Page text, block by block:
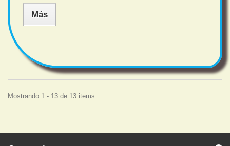
Más
Mostrando 1 - 13 de 13 items